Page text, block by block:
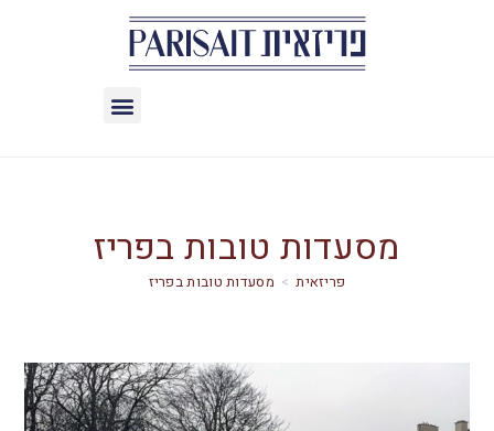
מסעדות טובות בפריז
> מסעדות טובות בפריז